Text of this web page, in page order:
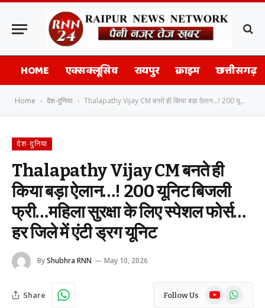
HOME एक्सक्लूसिव रायपुर क्राइम छत्तीसगढ़
Home - देश-दुनिया - Thalapathy Vijay CM बनते ही किया बड़ा ऐलान…! 200 यूनिट बिजली फ्री…महिला सुरक्षा के लिए स्पेशल फोर्स…हर जिले में एंटी ड्रग यूनिट
देश-दुनिया
Thalapathy Vijay CM बनते ही
किया बड़ा ऐलान…! 200 यूनिट बिजली
फ्री…महिला सुरक्षा के लिए स्पेशल फोर्स…
हर जिले में एंटी ड्रग यूनिट
ByShubhra RNN May 10, 2026
Share Follow Us YouTubeWhatsApp